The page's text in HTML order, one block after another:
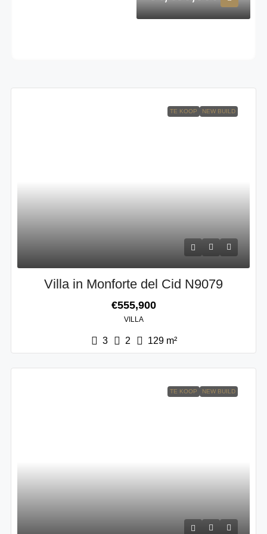
TE KOOP NEW BUILD
Villa in Monforte del Cid N9079
€555,900
VILLA
3 2 129 m²
TE KOOP NEW BUILD